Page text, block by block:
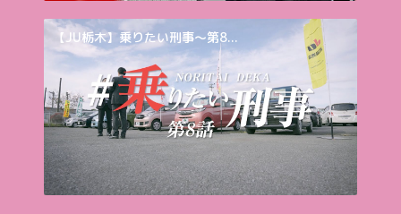
【JU栃木】乗りたい刑事～第8...